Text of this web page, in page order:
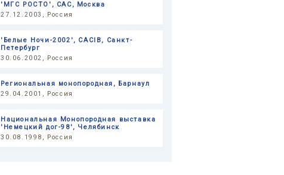
'МГС РОСТО', САС, Москва
27.12.2003, Россия
'Белые Ночи-2002', CACIB, Санкт-
Петербург
30.06.2002, Россия
Региональная монопородная, Барнаул
29.04.2001, Россия
Национальная Монопородная выставка
'Немецкий дог-98', Челябинск
30.08.1998, Россия